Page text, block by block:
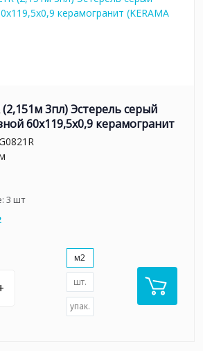
(2,151м 3пл) Эстерель серый
60x119,5x0,9 керамогранит
3 шт
м2
шт.
упак.